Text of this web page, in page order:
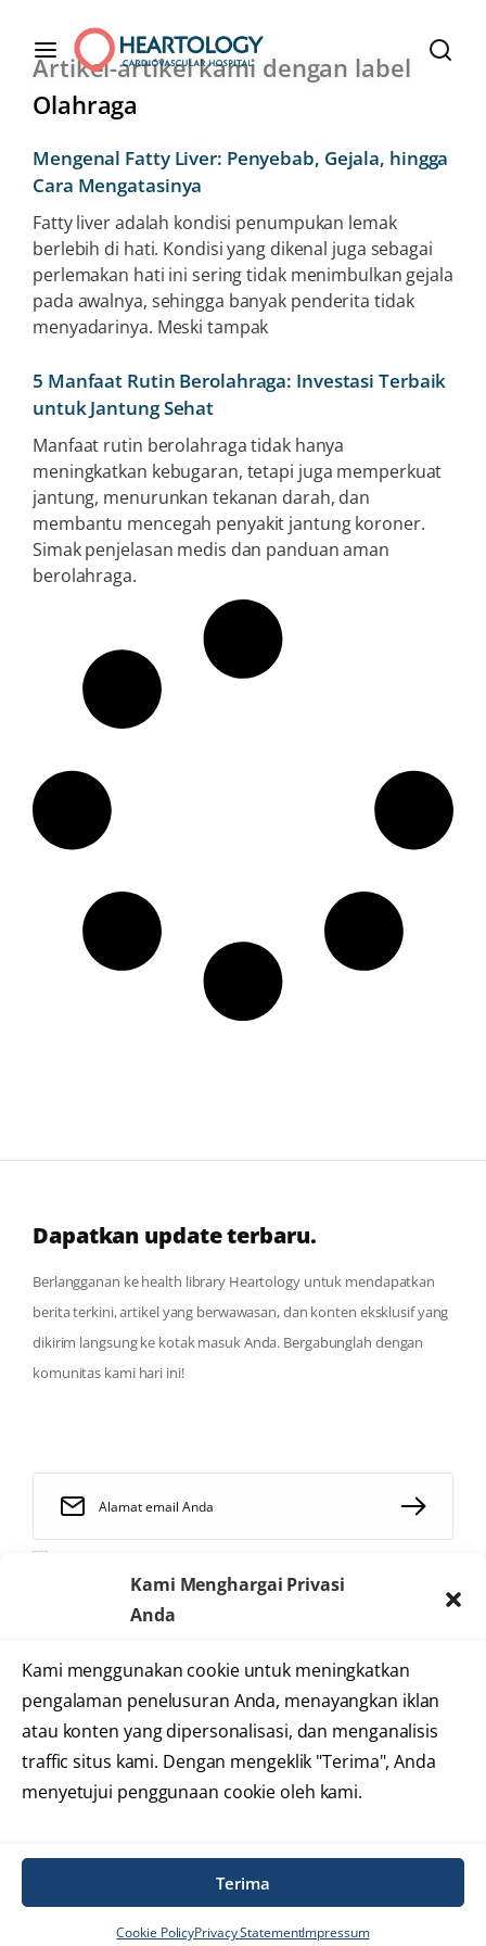
Kami Menghargai Privasi
Anda
Kami menggunakan cookie untuk meningkatkan
pengalaman penelusuran Anda, menayangkan iklan
atau konten yang dipersonalisasi, dan menganalisis
traffic situs kami. Dengan mengeklik "Terima", Anda
menyetujui penggunaan cookie oleh kami.
Terima
Cookie PolicyPrivacy StatementImpressum
Artikel-artikel kami dengan label
Olahraga
Mengenal Fatty Liver: Penyebab, Gejala, hingga
Cara Mengatasinya
Fatty liver adalah kondisi penumpukan lemak
berlebih di hati. Kondisi yang dikenal juga sebagai
perlemakan hati ini sering tidak menimbulkan gejala
pada awalnya, sehingga banyak penderita tidak
menyadarinya. Meski tampak
5 Manfaat Rutin Berolahraga: Investasi Terbaik
untuk Jantung Sehat
Manfaat rutin berolahraga tidak hanya
meningkatkan kebugaran, tetapi juga memperkuat
jantung, menurunkan tekanan darah, dan
membantu mencegah penyakit jantung koroner.
Simak penjelasan medis dan panduan aman
berolahraga.
Dapatkan update terbaru.
Berlangganan ke health library Heartology untuk mendapatkan
berita terkini, artikel yang berwawasan, dan konten eksklusif yang
dikirim langsung ke kotak masuk Anda. Bergabunglah dengan
komunitas kami hari ini!
2025 © Heartology
Cardiovascular Hospital